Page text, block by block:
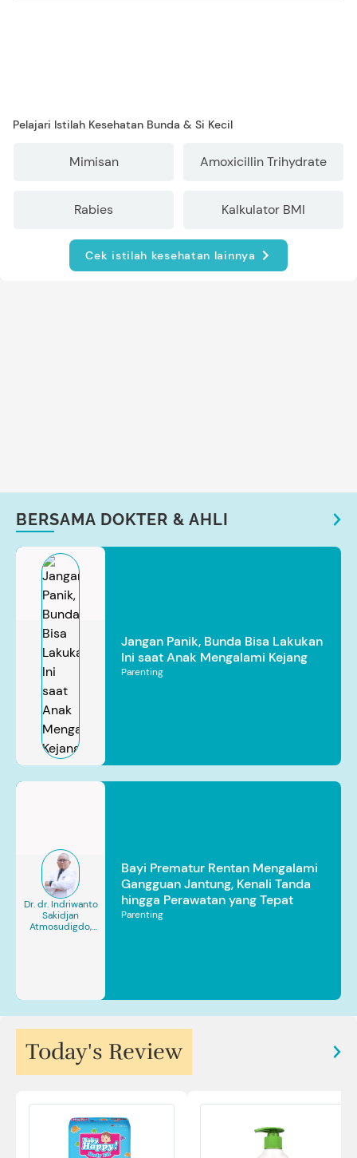
Pelajari Istilah Kesehatan Bunda & Si Kecil
Mimisan Amoxicillin Trihydrate
Rabies Kalkulator BMI
Cek istilah kesehatan lainnya
BERSAMA DOKTER & AHLI
Jangan Panik, Bunda Bisa Lakukan
Ini saat Anak Mengalami Kejang
Parenting
Dr. dr. Indriwanto
Sakidjan
Atmosudigdo,
Bayi Prematur Rentan Mengalami
Gangguan Jantung, Kenali Tanda
hingga Perawatan yang Tepat
Parenting
Today's Review